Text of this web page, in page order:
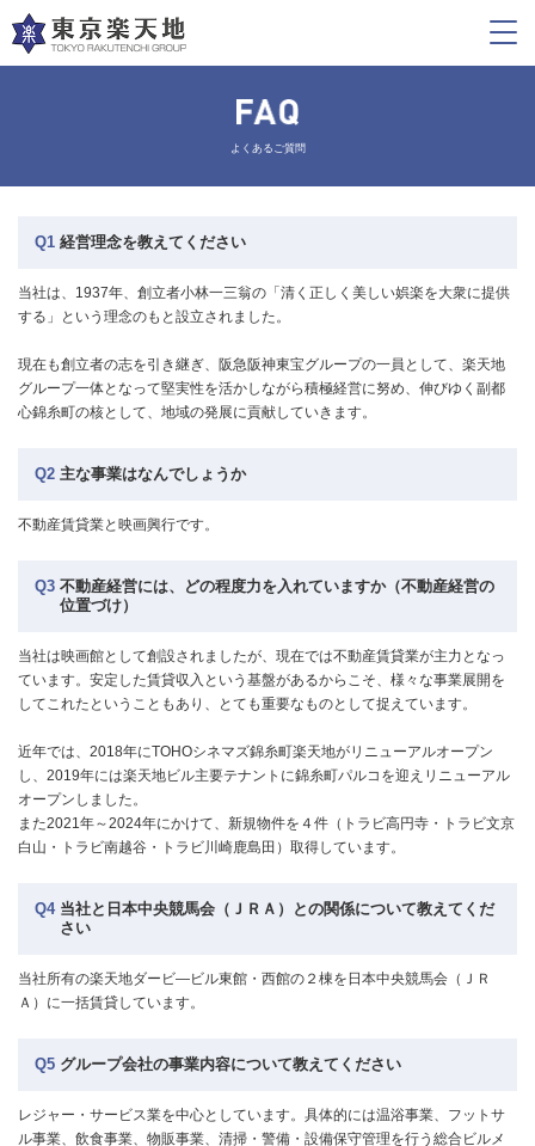
よくあるご質問
Q1 経営理念を教えてください
当社は、1937年、創立者小林一三翁の「清く正しく美しい娯楽を大衆に提供
する」という理念のもと設立されました。
現在も創立者の志を引き継ぎ、阪急阪神東宝グループの一員として、楽天地
グループ一体となって堅実性を活かしながら積極経営に努め、伸びゆく副都
心錦糸町の核として、地域の発展に貢献していきます。
Q2 主な事業はなんでしょうか
不動産賃貸業と映画興行です。
Q3 不動産経営には、どの程度力を入れていますか（不動産経営の
位置づけ）
当社は映画館として創設されましたが、現在では不動産賃貸業が主力となっ
ています。安定した賃貸収入という基盤があるからこそ、様々な事業展開を
してこれたということもあり、とても重要なものとして捉えています。
近年では、2018年にTOHOシネマズ錦糸町楽天地がリニューアルオープン
し、2019年には楽天地ビル主要テナントに錦糸町パルコを迎えリニューアル
オープンしました。
また2021年～2024年にかけて、新規物件を４件（トラビ高円寺・トラビ文京
白山・トラビ南越谷・トラビ川崎鹿島田）取得しています。
Q4 当社と日本中央競馬会（ＪＲＡ）との関係について教えてくだ
さい
当社所有の楽天地ダービ—ビル東館・西館の２棟を日本中央競馬会（ＪＲ
Ａ）に一括賃貸しています。
Q5 グループ会社の事業内容について教えてください
レジャー・サービス業を中心としています。具体的には温浴事業、フットサ
ル事業、飲食事業、物販事業、清掃・警備・設備保守管理を行う総合ビルメ